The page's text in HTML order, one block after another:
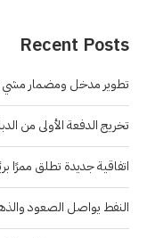
Recent Posts
تطوير مدخل ومضمار مشي
تخريج الدفعة الأولى من
اتفاقية جديدة تطلق ممرًا
النفط يواصل الصعود